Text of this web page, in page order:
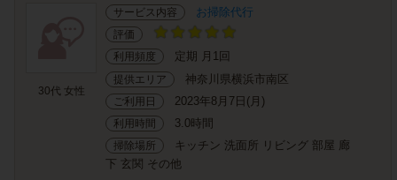
30代 女性
サービス内容 お掃除代行
評価
利用頻度
定期 月1回
提供エリア 神奈川県横浜市南区
ご利用日 2023年8月7日(月)
利用時間 3.0時間
掃除場所
キッチン 洗面所 リビング 部屋 廊
下 玄関 その他